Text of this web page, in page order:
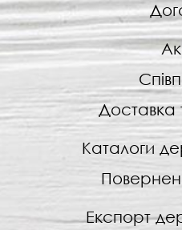
Доставка
Каталоги
Експорт